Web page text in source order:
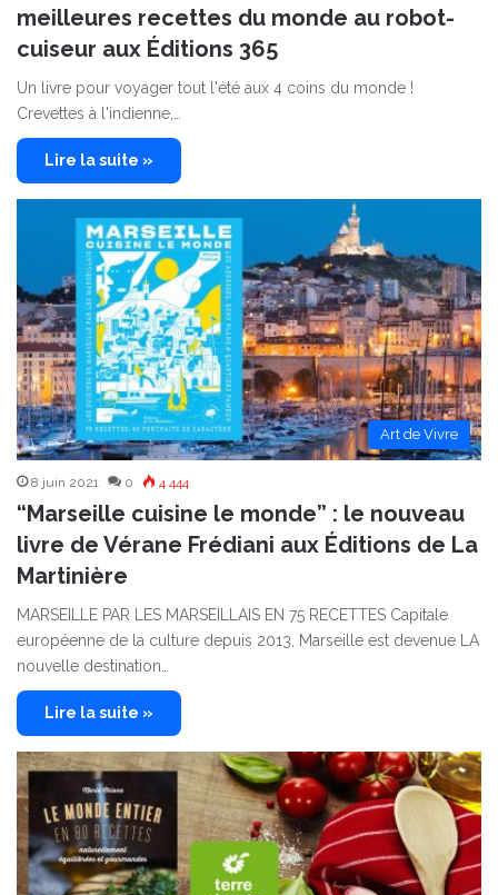
meilleures recettes du monde au robot-
cuiseur aux Éditions 365
Un livre pour voyager tout l'été aux 4 coins du monde !
Crevettes à l'indienne,…
Lire la suite »
Art de Vivre
8 juin 2021 0 4 444
“Marseille cuisine le monde” : le nouveau
livre de Vérane Frédiani aux Éditions de La
Martinière
MARSEILLE PAR LES MARSEILLAIS EN 75 RECETTES Capitale
européenne de la culture depuis 2013, Marseille est devenue LA
nouvelle destination…
Lire la suite »